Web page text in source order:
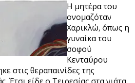
Η μητέρα του
ονομαζόταν
Χαρικλώ, όπως η
γυναίκα του
σοφού
Κενταύρου
στις θεραπαινίδες της
Έτσι είδε ο Τειρεσίας στα νιάτα